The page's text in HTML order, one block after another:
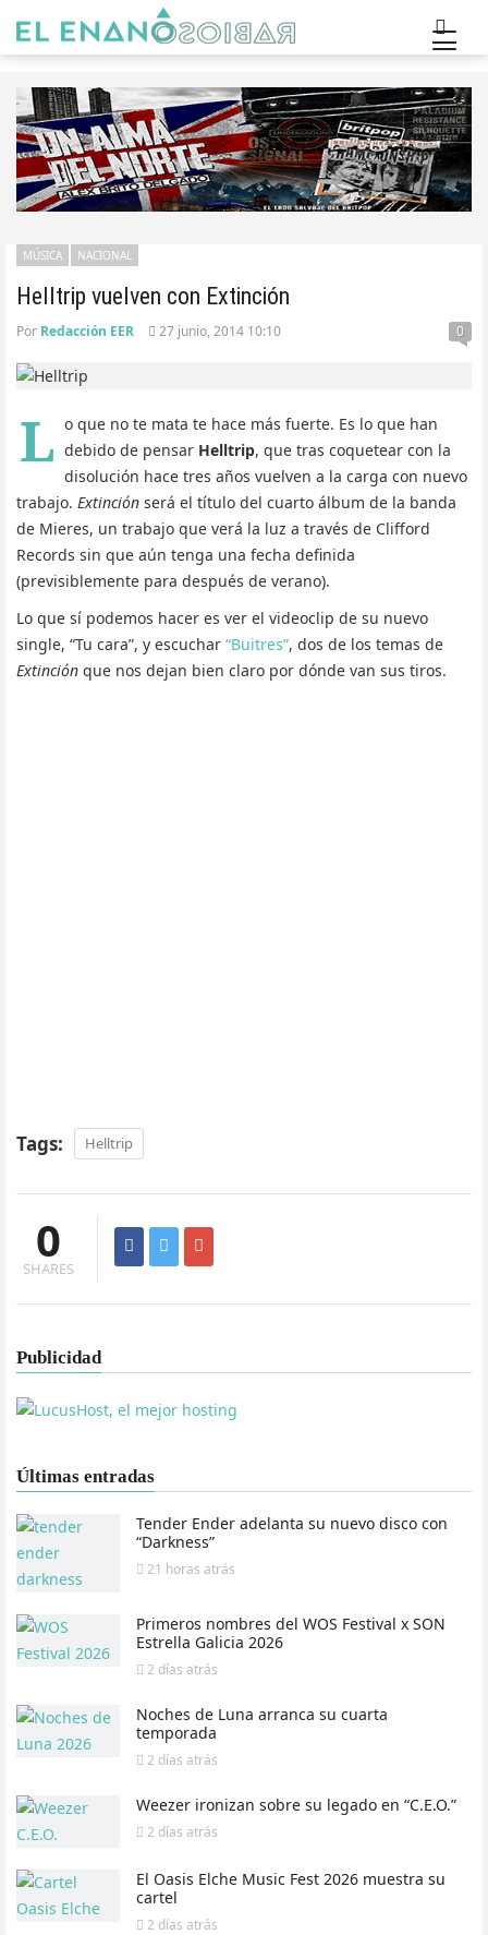
Helltrip vuelven con Extinción
MÚSICA NACIONAL
Por Redacción EER 27 junio, 2014 10:10 0
L o que no te mata te hace más fuerte. Es lo que han
debido de pensar Helltrip, que tras coquetear con la
disolución hace tres años vuelven a la carga con nuevo
trabajo. Extinción será el título del cuarto álbum de la banda
de Mieres, un trabajo que verá la luz a través de Clifford
Records sin que aún tenga una fecha definida
(previsiblemente para después de verano).
Lo que sí podemos hacer es ver el videoclip de su nuevo
single, “Tu cara”, y escuchar “Buitres”, dos de los temas de
Extinción que nos dejan bien claro por dónde van sus tiros.
Tags: Helltrip
0
SHARES
Publicidad
Últimas entradas
Tender Ender adelanta su nuevo disco con
“Darkness”
21 horas atrás
Primeros nombres del WOS Festival x SON
Estrella Galicia 2026
2 días atrás
Noches de Luna arranca su cuarta
temporada
2 días atrás
Weezer ironizan sobre su legado en “C.E.O.”
2 días atrás
El Oasis Elche Music Fest 2026 muestra su
cartel
2 días atrás